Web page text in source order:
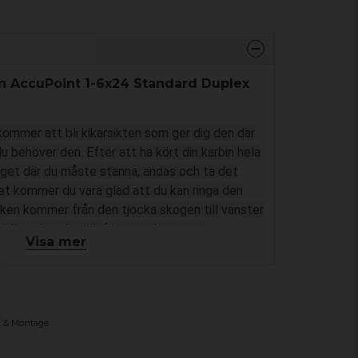
AccuPoint 1-6x24 Standard Duplex
att bli kikarsikten som ger dig den där
behöver den. Efter att ha kört din karbin hela
där du måste stanna, andas och ta det
kommer du vara glad att du kan ringa den
kommer från den tjocka skogen till vänster
har du självförtroendet att ta
och visa dina färdigheter, erbjuder
och fiberoptisk prick som håller ditt mål i
på din fiberoptiska siktpunkt med den
och ha självförtroende med din skottplacering
Använd våra 30 mm ringar eller snabbfäste
Visa mer
& Montage